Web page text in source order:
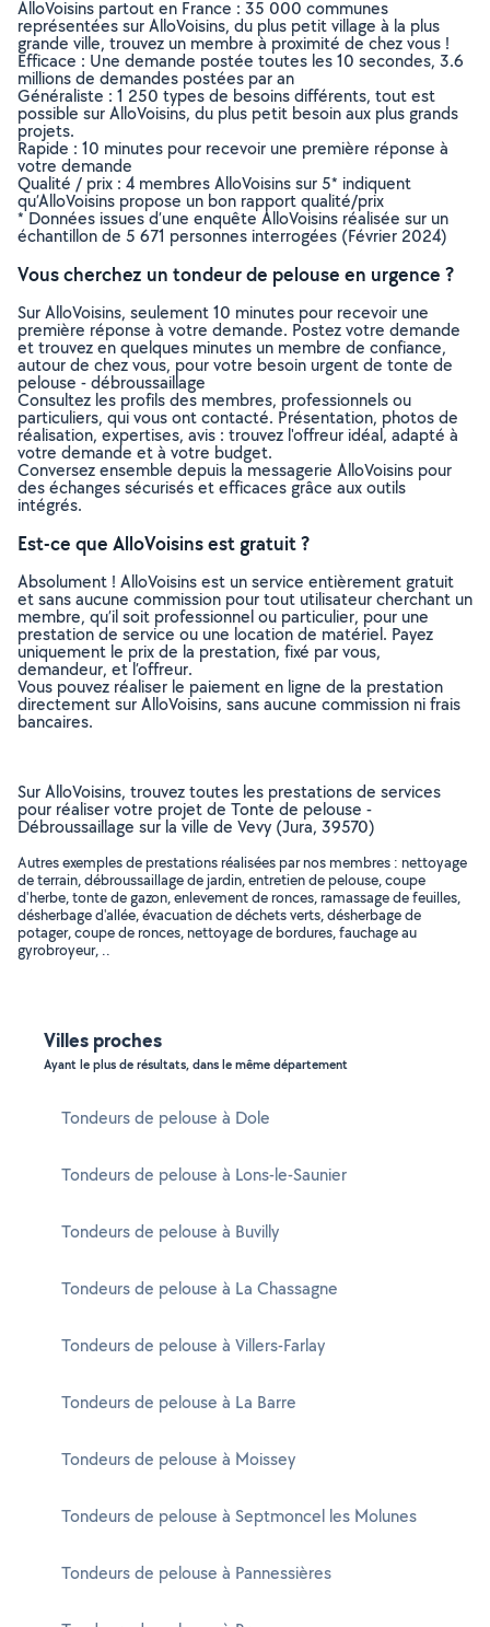
AlloVoisins partout en France : 35 000 communes
représentées sur AlloVoisins, du plus petit village à la plus
grande ville, trouvez un membre à proximité de chez vous !
Efficace : Une demande postée toutes les 10 secondes, 3.6
millions de demandes postées par an
Généraliste : 1 250 types de besoins différents, tout est
possible sur AlloVoisins, du plus petit besoin aux plus grands
projets.
Rapide : 10 minutes pour recevoir une première réponse à
votre demande
Qualité / prix : 4 membres AlloVoisins sur 5* indiquent
qu’AlloVoisins propose un bon rapport qualité/prix
* Données issues d’une enquête AlloVoisins réalisée sur un
échantillon de 5 671 personnes interrogées (Février 2024)
Vous cherchez un tondeur de pelouse en urgence ?
Sur AlloVoisins, seulement 10 minutes pour recevoir une
première réponse à votre demande. Postez votre demande
et trouvez en quelques minutes un membre de confiance,
autour de chez vous, pour votre besoin urgent de tonte de
pelouse - débroussaillage
Consultez les profils des membres, professionnels ou
particuliers, qui vous ont contacté. Présentation, photos de
réalisation, expertises, avis : trouvez l'offreur idéal, adapté à
votre demande et à votre budget.
Conversez ensemble depuis la messagerie AlloVoisins pour
des échanges sécurisés et efficaces grâce aux outils
intégrés.
Est-ce que AlloVoisins est gratuit ?
Absolument ! AlloVoisins est un service entièrement gratuit
et sans aucune commission pour tout utilisateur cherchant un
membre, qu’il soit professionnel ou particulier, pour une
prestation de service ou une location de matériel. Payez
uniquement le prix de la prestation, fixé par vous,
demandeur, et l’offreur.
Vous pouvez réaliser le paiement en ligne de la prestation
directement sur AlloVoisins, sans aucune commission ni frais
bancaires.
Sur AlloVoisins, trouvez toutes les prestations de services
pour réaliser votre projet de Tonte de pelouse -
Débroussaillage sur la ville de Vevy (Jura, 39570)
Autres exemples de prestations réalisées par nos membres : nettoyage
de terrain, débroussaillage de jardin, entretien de pelouse, coupe
d'herbe, tonte de gazon, enlevement de ronces, ramassage de feuilles,
désherbage d'allée, évacuation de déchets verts, désherbage de
potager, coupe de ronces, nettoyage de bordures, fauchage au
gyrobroyeur, ..
Villes proches
Ayant le plus de résultats, dans le même département
Tondeurs de pelouse à Dole
Tondeurs de pelouse à Lons-le-Saunier
Tondeurs de pelouse à Buvilly
Tondeurs de pelouse à La Chassagne
Tondeurs de pelouse à Villers-Farlay
Tondeurs de pelouse à La Barre
Tondeurs de pelouse à Moissey
Tondeurs de pelouse à Septmoncel les Molunes
Tondeurs de pelouse à Pannessières